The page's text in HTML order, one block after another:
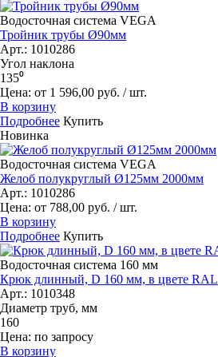
Водосточная система VEGA
Тройник трубы Ø90мм
Арт.: 1010286
Угол наклона
135⁰
Цена: от 1 596,00 руб. / шт.
В корзину
Подробнее Купить
Новинка
Водосточная система VEGA
Желоб полукруглый Ø125мм 2000мм
Арт.: 1010286
Цена: от 788,00 руб. / шт.
В корзину
Подробнее Купить
Водосточная система 160 мм
Крюк длинный, D 160 мм, в цвете RAL
Арт.: 1010348
Диаметр труб, мм
160
Цена: по запросу
В корзину